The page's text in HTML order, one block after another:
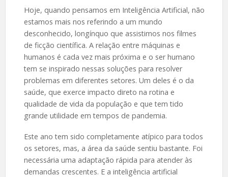
Hoje, quando pensamos em Inteligência Artificial, não
estamos mais nos referindo a um mundo
desconhecido, longínquo que assistimos nos filmes
de ficção científica. A relação entre máquinas e
humanos é cada vez mais próxima e o ser humano
tem se inspirado nessas soluções para resolver
problemas em diferentes setores. Um deles é o da
saúde, que exerce impacto direto na rotina e
qualidade de vida da população e que tem tido
grande utilidade em tempos de pandemia.
Este ano tem sido completamente atípico para todos
os setores, mas, a área da saúde sentiu bastante. Foi
necessária uma adaptação rápida para atender às
demandas crescentes. E a inteligência artificial